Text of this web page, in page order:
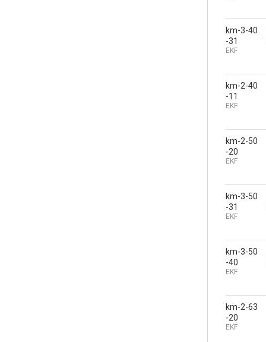
km-3-40
-31
EKF
km-2-40
-11
EKF
km-2-50
-20
EKF
km-3-50
-31
EKF
km-3-50
-40
EKF
km-2-63
-20
EKF